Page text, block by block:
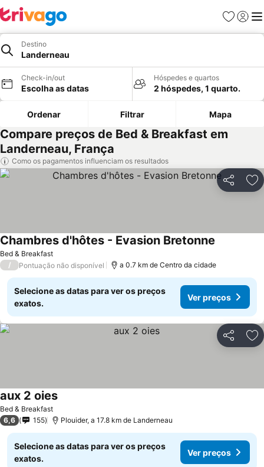
Favoritos
Iniciar
Destino
Landerneau
Check-in/out
Escolha as datas
Hóspedes e quartos
2 hóspedes, 1 quarto.
Ordenar Filtrar Mapa
Compare preços de Bed & Breakfast em
Landerneau, França
Como os pagamentos influenciam os resultados
Partilhar
Bed & Breakfast
Chambres d'hôtes - Evasion Bretonne
/ Pontuação não disponível a 0.7 km de Centro da cidade
Selecione as datas para ver os preços
exatos.
Ver preços
Partilhar
Bed & Breakfast
aux 2 oiesVer preços
6,6 155 Plouider, a 17.8 km de Landerneau
Selecione as datas para ver os preços
exatos.
Ver preços